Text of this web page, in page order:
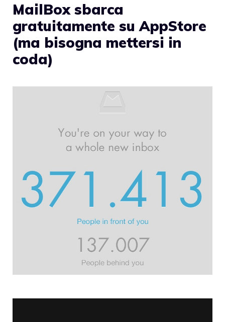
MailBox sbarca
gratuitamente su AppStore
(ma bisogna mettersi in
coda)